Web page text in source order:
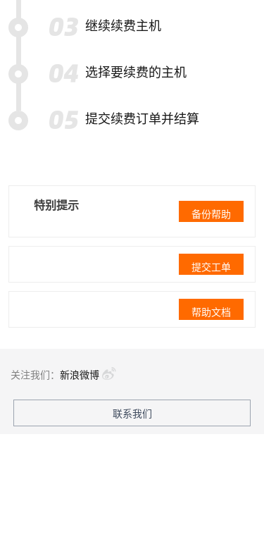
继续续费主机
选择要续费的主机
提交续费订单并结算
特别提示
备份帮助
提交工单
帮助文档